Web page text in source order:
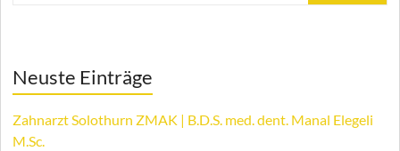
Neuste Einträge
Zahnarzt Solothurn ZMAK | B.D.S. med. dent. Manal Elegeli
M.Sc.